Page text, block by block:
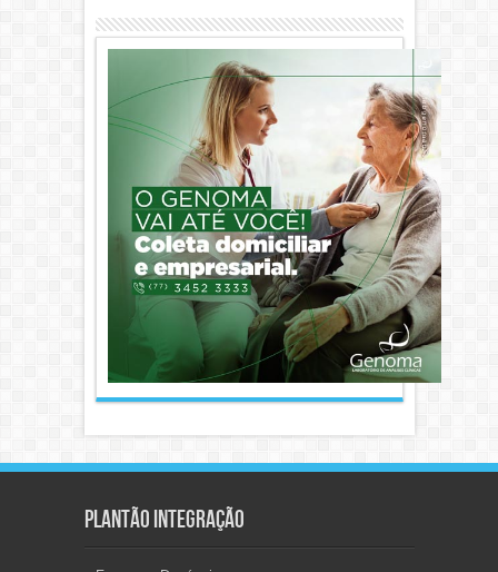
Plantão Integração